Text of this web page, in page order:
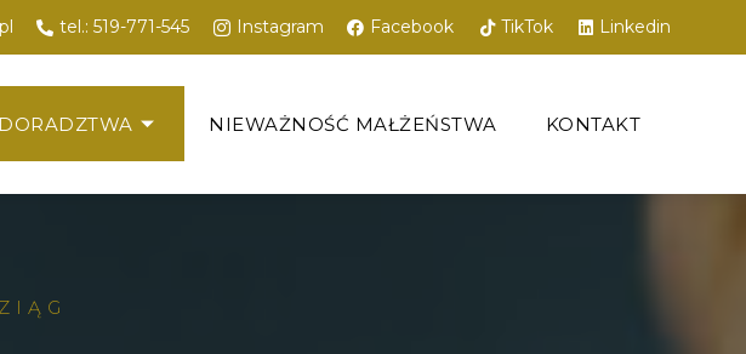
tel.: 519-771-545 Instagram Facebook TikTok Linkedin
NIEWAŻNOŚĆ MAŁŻEŃSTWA KONTAKT